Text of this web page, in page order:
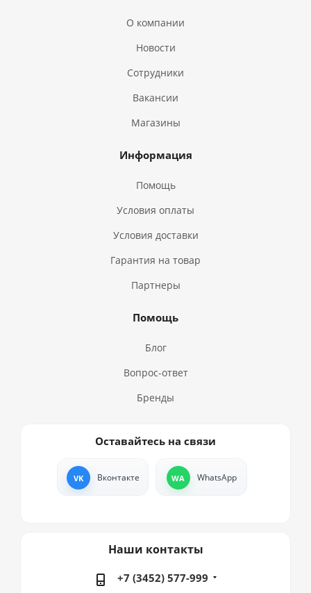
О компании
Новости
Сотрудники
Вакансии
Магазины
Информация
Помощь
Условия оплаты
Условия доставки
Гарантия на товар
Партнеры
Помощь
Блог
Вопрос-ответ
Бренды
Оставайтесь на связи
Вконтакте WhatsApp
Наши контакты
+7 (3452) 577-999